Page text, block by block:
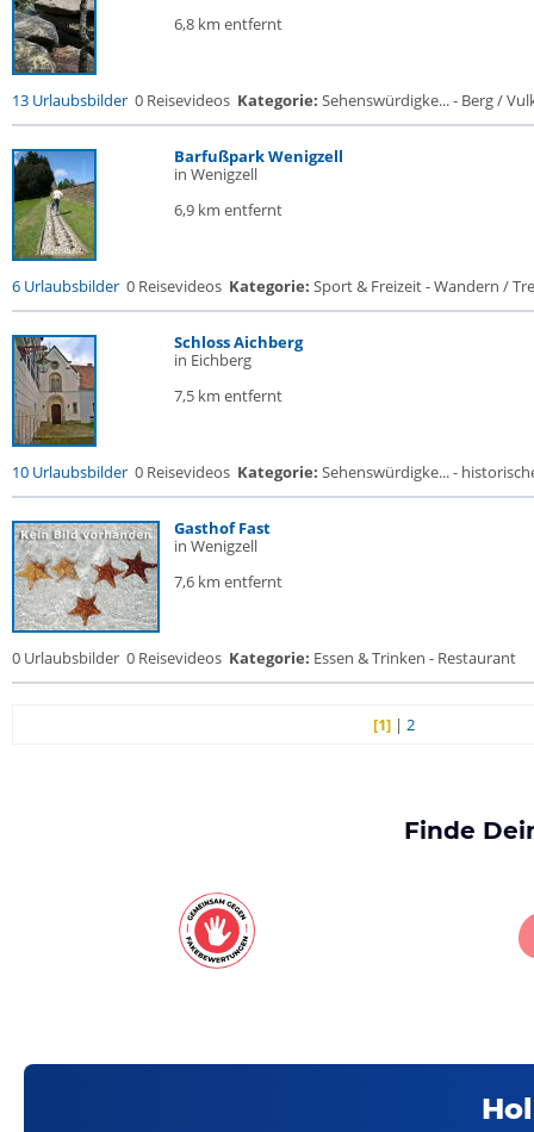
6,8 km entfernt
13 Urlaubsbilder 0 Reisevideos Kategorie: Sehenswürdigke... - Berg /
Barfußpark Wenigzell
in Wenigzell
6,9 km entfernt
6 Urlaubsbilder 0 Reisevideos Kategorie: Sport & Freizeit - Wandern /
Schloss Aichberg
in Eichberg
7,5 km entfernt
10 Urlaubsbilder 0 Reisevideos Kategorie: Sehenswürdigke... -
Gasthof Fast
in Wenigzell
7,6 km entfernt
0 Urlaubsbilder 0 Reisevideos Kategorie: Essen & Trinken - Restaurant
[1] |2
Finde